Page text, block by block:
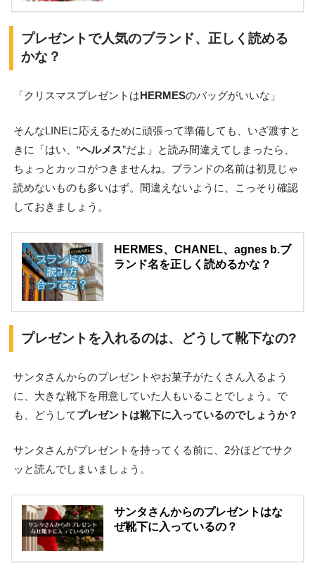
プレゼントで人気のブランド、正しく読める
かな？
「クリスマスプレゼントはHERMESのバッグがいいな」
そんなLINEに応えるために頑張って準備しても、いざ渡すと
きに「はい、“ヘルメス”だよ」と読み間違えてしまったら、
ちょっとカッコがつきませんね。ブランドの名前は初見じゃ
読めないものも多いはず。間違えないように、こっそり確認
しておきましょう。
HERMES、CHANEL、agnes b.ブ
ランド名を正しく読めるかな？
プレゼントを入れるのは、どうして靴下なの?
サンタさんからのプレゼントやお菓子がたくさん入るよう
に、大きな靴下を用意していた人もいることでしょう。で
も、どうしてプレゼントは靴下に入っているのでしょうか？
サンタさんがプレゼントを持ってくる前に、2分ほどでサク
ッと読んでしまいましょう。
サンタさんからのプレゼントはな
ぜ靴下に入っているの？